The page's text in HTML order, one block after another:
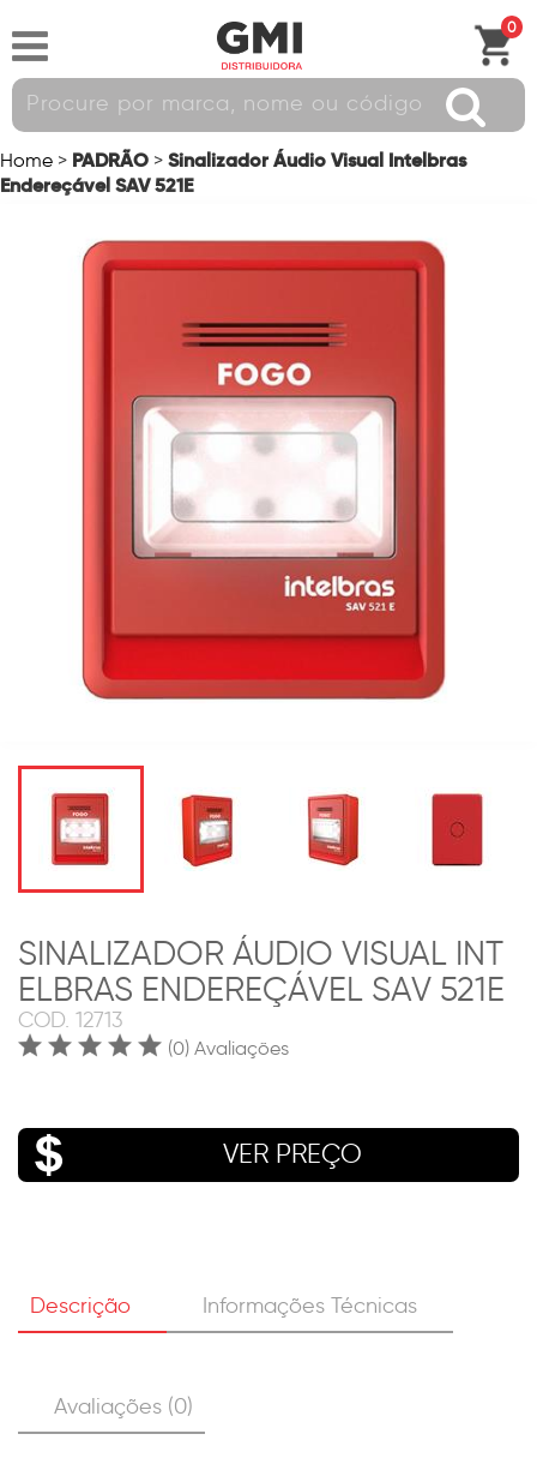
0
Home > PADRÃO > Sinalizador Áudio Visual Intelbras
Endereçável SAV 521E
SINALIZADOR ÁUDIO VISUAL INT
ELBRAS ENDEREÇÁVEL SAV 521E
COD. 12713
(0) Avaliações
VER PREÇO
Descrição Informações Técnicas
Avaliações (0)